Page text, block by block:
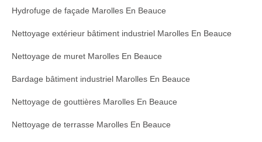
Hydrofuge de façade Marolles En Beauce
Nettoyage extérieur bâtiment industriel Marolles En Beauce
Nettoyage de muret Marolles En Beauce
Bardage bâtiment industriel Marolles En Beauce
Nettoyage de gouttières Marolles En Beauce
Nettoyage de terrasse Marolles En Beauce